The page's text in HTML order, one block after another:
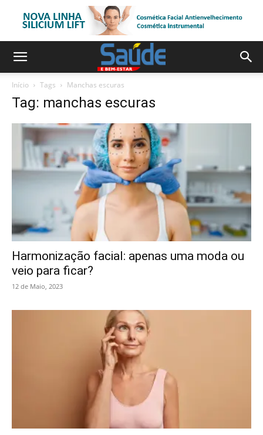
Início Tags Manchas escuras
Tag: manchas escuras
Harmonização facial: apenas uma moda ou
veio para ficar?
12 de Maio, 2023